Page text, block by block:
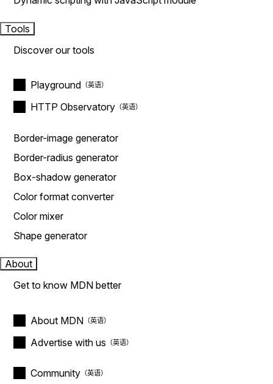
Tools
Discover our tools
Playground
HTTP Observatory
Border-image generator
Border-radius generator
Box-shadow generator
Color format converter
Color mixer
Shape generator
About
Get to know MDN better
About MDN
Advertise with us
Community